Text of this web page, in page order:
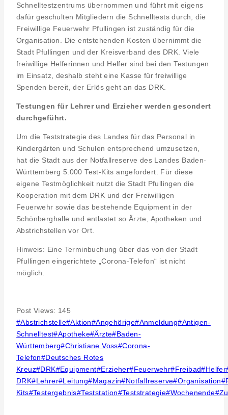
Schnelltestzentrums übernommen und führt mit eigens
dafür geschulten Mitgliedern die Schnelltests durch, die
Freiwillige Feuerwehr Pfullingen ist zuständig für die
Organisation. Die entstehenden Kosten übernimmt die
Stadt Pfullingen und der Kreisverband des DRK. Viele
freiwillige Helferinnen und Helfer sind bei den Testungen
im Einsatz, deshalb steht eine Kasse für freiwillige
Spenden bereit, der Erlös geht an das DRK.
Testungen für Lehrer und Erzieher werden gesondert
durchgeführt.
Um die Teststrategie des Landes für das Personal in
Kindergärten und Schulen entsprechend umzusetzen,
hat die Stadt aus der Notfallreserve des Landes Baden-
Württemberg 5.000 Test-Kits angefordert. Für diese
eigene Testmöglichkeit nutzt die Stadt Pfullingen die
Kooperation mit dem DRK und der Freiwilligen
Feuerwehr sowie das bestehende Equipment in der
Schönberghalle und entlastet so Ärzte, Apotheken und
Abstrichstellen vor Ort.
Hinweis: Eine Terminbuchung über das von der Stadt
Pfullingen eingerichtete „Corona-Telefon“ ist nicht
möglich.
Post Views: 145
Post
Tags:
#Abstrichstelle#Aktion#Angehörige#Anmeldung#Antigen-
Schnelltest#Apotheke#Ärzte#Baden-
Württemberg#Christiane Voss#Corona-
Telefon#Deutsches Rotes
Kreuz#DRK#Equipment#Erzieher#Feuerwehr#Freibad#Helfer
DRK#Lehrer#Leitung#Magazin#Notfallreserve#Organisation#
Kits#Testergebnis#Teststation#Teststrategie#Wochenende#